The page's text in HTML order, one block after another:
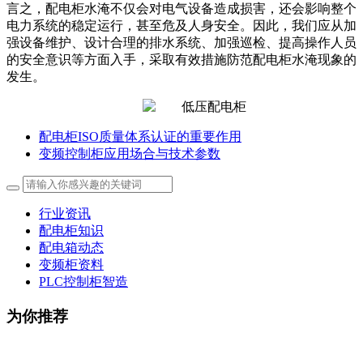
言之，配电柜水淹不仅会对电气设备造成损害，还会影响整个
电力系统的稳定运行，甚至危及人身安全。因此，我们应从加
强设备维护、设计合理的排水系统、加强巡检、提高操作人员
的安全意识等方面入手，采取有效措施防范配电柜水淹现象的
发生。
配电柜ISO质量体系认证的重要作用
变频控制柜应用场合与技术参数
行业资讯
配电柜知识
配电箱动态
变频柜资料
PLC控制柜智造
为你推荐